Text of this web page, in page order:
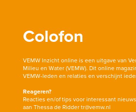
Colofon
VEMW Inzicht online is een uitgave van
Milieu en Water (VEMW). Dit online
VEMW-leden en relaties en verschijnt
Reageren?
Reacties en/of tips voor interessant
aan Thessa de Ridder tr@vemw.nl